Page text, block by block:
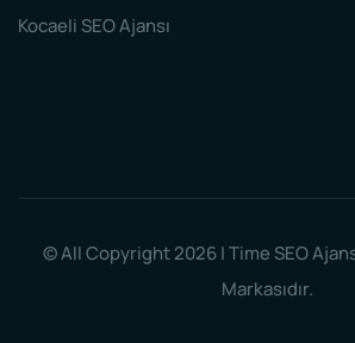
Kocaeli SEO Ajansı
© All Copyright 2026 | Time SEO
Markasıdır.